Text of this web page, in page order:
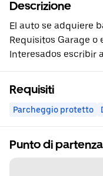
Descrizione
El auto se adquiere
Requisitos Garage o
Interesados escribir
Requisiti
Parcheggio protetto
Punto di partenza